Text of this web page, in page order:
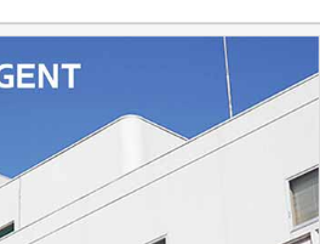
に多岐にわたる医療
テム管理できるこ
きな武器になりま